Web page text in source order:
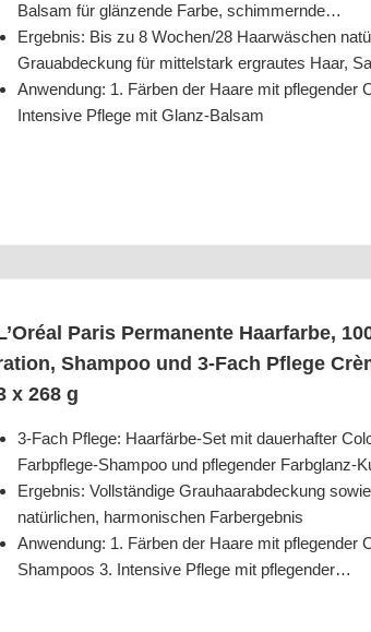
Bal­sam für glän­zen­de Far­be, schimmernde…
Ergeb­nis: Bis zu 8 Wochen/​28 Haar­wä­schen
Grau­ab­de­ckung für mit­tel­stark ergrau­tes Haar,
Anwen­dung: 1. Fär­ben der Haa­re mit pfle­gen­der
Inten­si­ve Pfle­ge mit Glanz-Balsam
Paris Per­ma­nen­te Haar­far­be,
Sham­poo und 3‑Fach Pfle­ge
x 268 g
3‑Fach Pfle­ge: Haar­fär­be-Set mit dau­er­haf­ter
Farb­pfle­ge-Sham­poo und pfle­gen­der Farbglanz-
Ergeb­nis: Voll­stän­di­ge Grau­haar­ab­de­ckung
natür­li­chen, har­mo­ni­schen Farbergebnis
Anwen­dung: 1. Fär­ben der Haa­re mit pfle­gen­der
Sham­poos 3. Inten­si­ve Pfle­ge mit pflegender…